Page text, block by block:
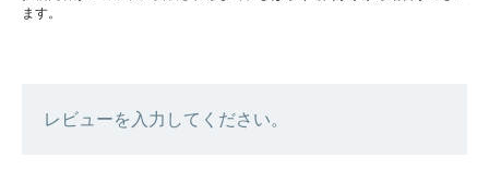
ます。
レビューを入力してください。